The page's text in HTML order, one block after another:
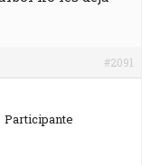
#2091
Participante